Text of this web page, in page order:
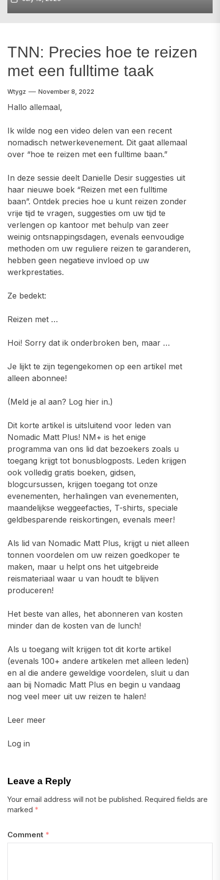
TNN: Precies hoe te reizen
met een fulltime taak
Wtygz November 8, 2022
Hallo allemaal,
Ik wilde nog een video delen van een recent
nomadisch netwerkevenement. Dit gaat allemaal
over “hoe te reizen met een fulltime baan.”
In deze sessie deelt Danielle Desir suggesties uit
haar nieuwe boek “Reizen met een fulltime
baan”. Ontdek precies hoe u kunt reizen zonder
vrije tijd te vragen, suggesties om uw tijd te
verlengen op kantoor met behulp van zeer
weinig ontsnappingsdagen, evenals eenvoudige
methoden om uw reguliere reizen te garanderen,
hebben geen negatieve invloed op uw
werkprestaties.
Ze bedekt:
Reizen met …
Hoi! Sorry dat ik onderbroken ben, maar …
Je lijkt te zijn tegengekomen op een artikel met
alleen abonnee!
(Meld je al aan? Log hier in.)
Dit korte artikel is uitsluitend voor leden van
Nomadic Matt Plus! NM+ is het enige
programma van ons lid dat bezoekers zoals u
toegang krijgt tot bonusblogposts. Leden krijgen
ook volledig gratis boeken, gidsen,
blogcursussen, krijgen toegang tot onze
evenementen, herhalingen van evenementen,
maandelijkse weggeefacties, T-shirts, speciale
geldbesparende reiskortingen, evenals meer!
Als lid van Nomadic Matt Plus, krijgt u niet alleen
tonnen voordelen om uw reizen goedkoper te
maken, maar u helpt ons het uitgebreide
reismateriaal waar u van houdt te blijven
produceren!
Het beste van alles, het abonneren van kosten
minder dan de kosten van de lunch!
Als u toegang wilt krijgen tot dit korte artikel
(evenals 100+ andere artikelen met alleen leden)
en al die andere geweldige voordelen, sluit u dan
aan bij Nomadic Matt Plus en begin u vandaag
nog veel meer uit uw reizen te halen!
Leer meer
Log in
Leave a Reply
Your email address will not be published. Required fields are
marked *
Comment *